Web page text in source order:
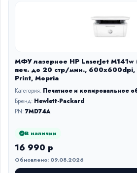
МФУ лазерное HP LaserJet
печ. до 20 стр/мин., 600x600dpi,
Print, Mopria
Категория: Печатное и копировальное
Бренд: Hewlett-Packard
PN:7MD74A
В наличии
16 990 р
Обновлено: 09.08.2026